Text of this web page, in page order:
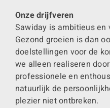
Onze drijfveren
Sawiday is ambitieus en
Gezond groeien is dan
doelstellingen voor de
we alleen realiseren
professionele en
natuurlijk de
plezier niet ontbreken.